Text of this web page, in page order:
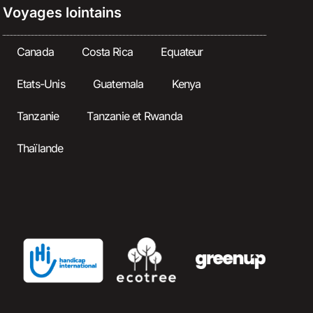
Voyages lointains
Canada Costa Rica Equateur
Etats-Unis Guatemala Kenya
Tanzanie Tanzanie et Rwanda
Thaïlande